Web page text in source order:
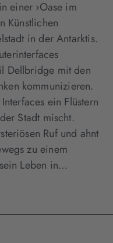
einer ›Oase im
Künstlichen
in der Antarktis.
Dellbridge mit den
kommunizieren.
ein Flüstern
Stadt mischt.
Ruf und ahnt
zu einem
Leben in…